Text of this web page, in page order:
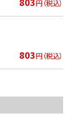
円（税込）
803円（税込）